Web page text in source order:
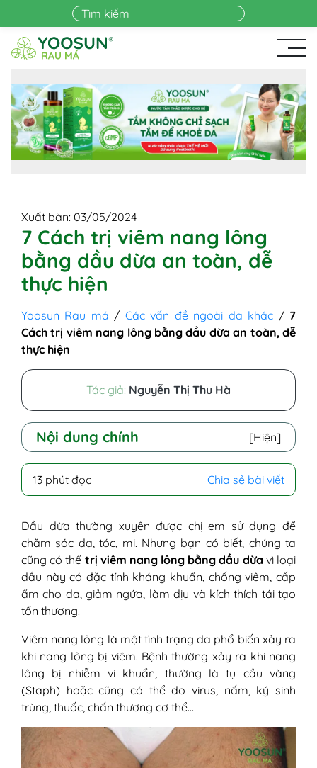
Skip to main content
Xuất bản: 03/05/2024
7 Cách trị viêm nang lông
bằng dầu dừa an toàn, dễ
thực hiện
Yoosun Rau má / Các vấn đề ngoài da khác / 7
Cách trị viêm nang lông bằng dầu dừa an toàn, dễ
thực hiện
Tác giả: Nguyễn Thị Thu Hà
Nội dung chính [Hiện]
1. Đặc tính kháng khuẩn, tiêu diệt vi
2. Giảm viêm
3. Cấp ẩm, dưỡng ẩm
4. Phục hồi da bị tổn thương
5. Giảm ngứa
6. Ngăn ngừa lão hóa da
II - 7 cách chữa viêm nang lông bằng dầu
1. Dầu dừa nguyên chất
2. Dầu dừa và mật ong
3. Dầu dừa và chanh
4. Dầu dừa kết hợp với muối biển
5. Kết hợp dầu dừa và baking soda
6. Dầu dừa và nghệ
7. Ăn dầu dừa trị viêm nang lông từ
bên trong
13 phút đọc Chia sẻ bài viết
Dầu dừa thường xuyên được chị em sử dụng để
chăm sóc da, tóc, mi. Nhưng bạn có biết, chúng ta
cũng có thể trị viêm nang lông bằng dầu dừa vì loại
dầu này có đặc tính kháng khuẩn, chống viêm, cấp
ẩm cho da, giảm ngứa, làm dịu và kích thích tái tạo
tổn thương.
Viêm nang lông là một tình trạng da phổ biến xảy ra
khi nang lông bị viêm. Bệnh thường xảy ra khi nang
lông bị nhiễm vi khuẩn, thường là tụ cầu vàng
(Staph) hoặc cũng có thể do virus, nấm, ký sinh
trùng, thuốc, chấn thương cơ thể…